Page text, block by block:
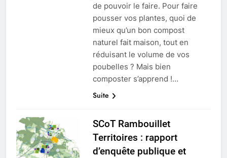
de pouvoir le faire. Pour faire
pousser vos plantes, quoi de
mieux qu’un bon compost
naturel fait maison, tout en
réduisant le volume de vos
poubelles ? Mais bien
composter s’apprend !…
Suite
SCoT Rambouillet
Territoires : rapport
d’enquête publique et